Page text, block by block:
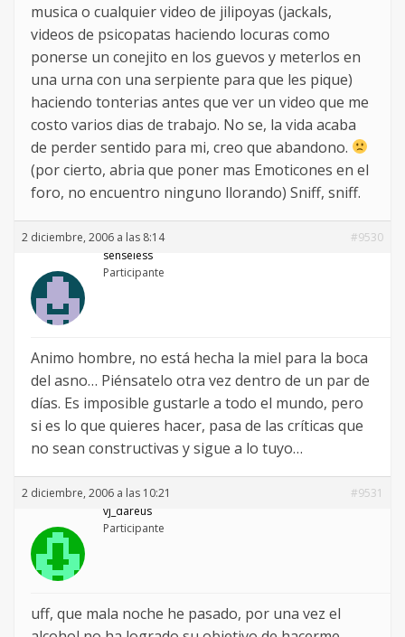
musica o cualquier video de jilipoyas (jackals,
videos de psicopatas haciendo locuras como
ponerse un conejito en los guevos y meterlos en
una urna con una serpiente para que les pique)
haciendo tonterias antes que ver un video que me
costo varios dias de trabajo. No se, la vida acaba
de perder sentido para mi, creo que abandono.
(por cierto, abria que poner mas Emoticones en el
foro, no encuentro ninguno llorando) Sniff, sniff.
2 diciembre, 2006 a las 8:14
#9530
senseless
Participante
Animo hombre, no está hecha la miel para la boca
del asno… Piénsatelo otra vez dentro de un par de
días. Es imposible gustarle a todo el mundo, pero
si es lo que quieres hacer, pasa de las críticas que
no sean constructivas y sigue a lo tuyo…
2 diciembre, 2006 a las 10:21
#9531
vj_dareus
Participante
uff, que mala noche he pasado, por una vez el